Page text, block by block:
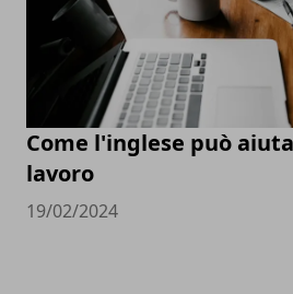
Come l'inglese può
lavoro
19/02/2024